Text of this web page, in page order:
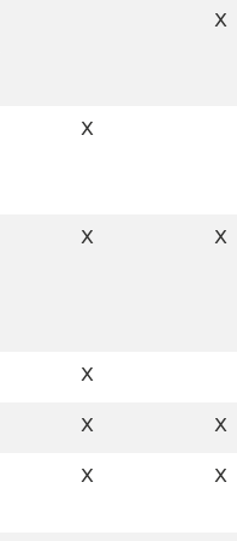
X
X
X X
X
X
X
X X